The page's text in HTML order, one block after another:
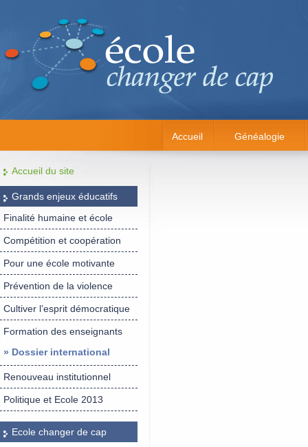
Accueil Généalogie
Accueil du site
Grands enjeux éducatifs
Finalité humaine et école
Compétition et coopération
Pour une école motivante
Prévention de la violence
Cultiver l’esprit démocratique
Formation des enseignants
» Dossier international
Renouveau institutionnel
Politique et Ecole 2013
Ecole changer de cap